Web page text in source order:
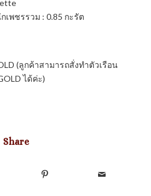
เพชรรวม : 0.85 กะรัต
(ลูกค้าสามารถสั่งทำตัวเรือน
ได้ค่ะ)
Share